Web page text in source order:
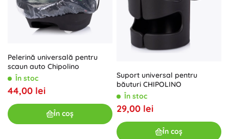
Pelerină universală pentru
scaun auto Chipolino
În stoc
44,00 lei
În coș
Suport universal pentru
băuturi CHIPOLINO
În stoc
29,00 lei
În coș